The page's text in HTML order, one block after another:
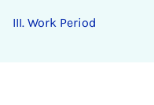
III. Work Peri­od